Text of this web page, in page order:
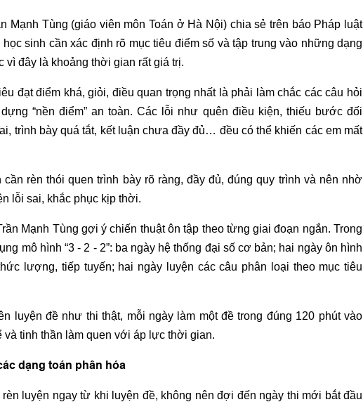
Mạnh Tùng (giáo viên môn Toán ở Hà Nội) chia sẻ trên báo Pháp luật
sinh cần xác định rõ mục tiêu điểm số và tập trung vào những dạng
vì đây là khoảng thời gian rất giá trị.
đạt điểm khá, giỏi, điều quan trọng nhất là phải làm chắc các câu hỏi
“nền điểm” an toàn. Các lỗi như quên điều kiện, thiếu bước đối
trình bày quá tắt, kết luận chưa đầy đủ… đều có thể khiến các em mất
rèn thói quen trình bày rõ ràng, đầy đủ, đúng quy trình và nên nhờ
lỗi sai, khắc phục kịp thời.
Mạnh Tùng gợi ý chiến thuật ôn tập theo từng giai đoạn ngắn. Trong
mô hình “3 - 2 - 2”: ba ngày hệ thống đại số cơ bản; hai ngày ôn hình
lượng, tiếp tuyến; hai ngày luyện các câu phân loại theo mục tiêu
luyện đề như thi thật, mỗi ngày làm một đề trong đúng 120 phút vào
và tinh thần làm quen với áp lực thời gian.
dạng toán phân hóa
luyện ngay từ khi luyện đề, không nên đợi đến ngày thi mới bắt đầu